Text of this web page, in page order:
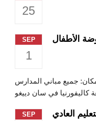
25
SEP
1
الأطفال
– 3:00 مساءً | المكان: جميع مباني المدارس
SEP العادي